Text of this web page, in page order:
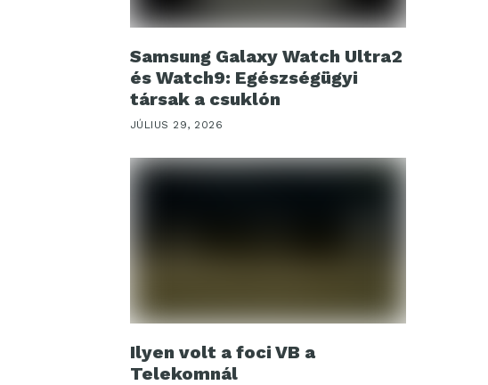
Samsung Galaxy Watch Ultra2
és Watch9: Egészségügyi
társak a csuklón
JÚLIUS 29, 2026
Ilyen volt a foci VB a
Telekomnál